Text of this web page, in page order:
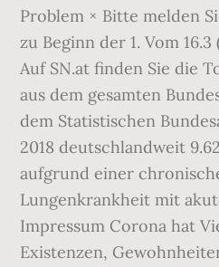
Problem × Bitte melden
zu Beginn der 1. Vom 16.3
Auf SN.at finden Sie die
aus dem gesamten
dem Statistischen
2018 deutschlandweit
aufgrund einer
Lungenkrankheit mit
Impressum Corona hat
Existenzen,